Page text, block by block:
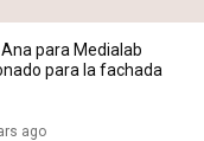
para Medialab
para la fachada
ago